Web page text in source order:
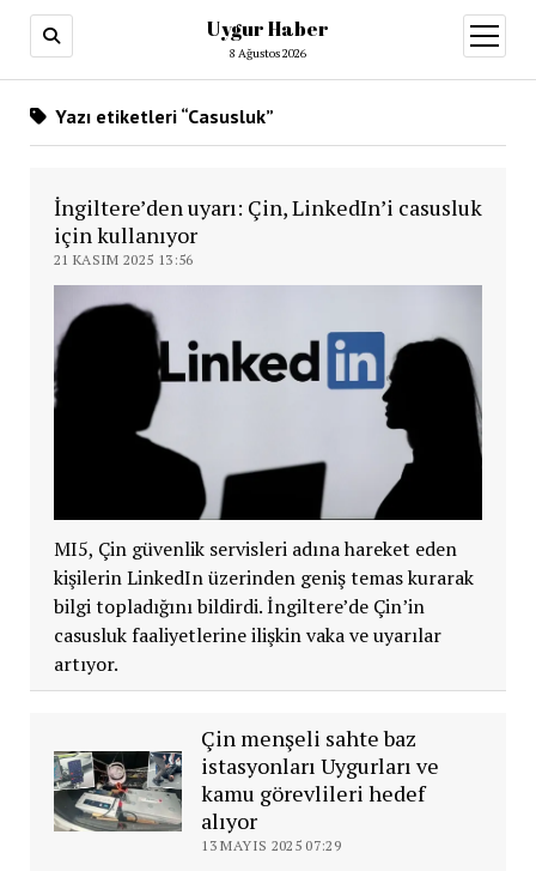
Uygur Haber
8 Ağustos 2026
aç
Yazı etiketleri “Casusluk”
İngiltere’den uyarı: Çin, LinkedIn’i casusluk
için kullanıyor
21 KASIM 2025 13:56
MI5, Çin güvenlik servisleri adına hareket eden
kişilerin LinkedIn üzerinden geniş temas kurarak
bilgi topladığını bildirdi. İngiltere’de Çin’in
casusluk faaliyetlerine ilişkin vaka ve uyarılar
artıyor.
Çin menşeli sahte baz
istasyonları Uygurları ve
kamu görevlileri hedef
alıyor
13 MAYIS 2025 07:29